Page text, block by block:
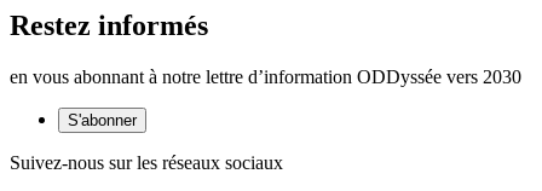
Restez informés
en vous abonnant à notre lettre d’information ODDyssée vers 2030
S'abonner
Suivez-nous sur les réseaux sociaux